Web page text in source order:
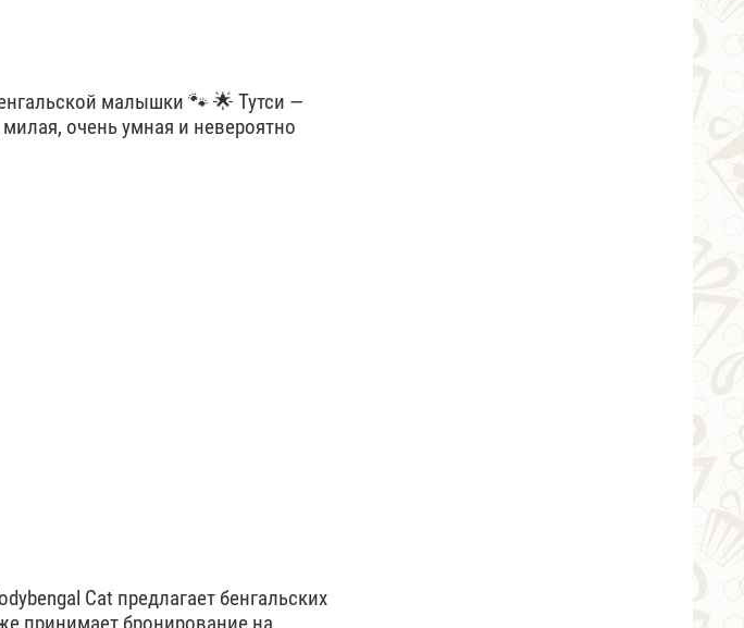
малышки 🐾 🌟 Тутси —
очень умная и невероятно
Cat предлагает бенгальских
принимает бронирование на